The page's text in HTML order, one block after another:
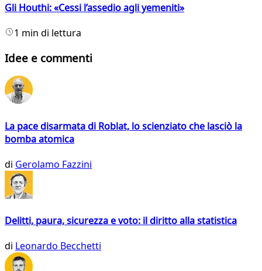
Gli Houthi: «Cessi l’assedio agli yemeniti»
1 min di lettura
Idee e commenti
La pace disarmata di Roblat, lo scienziato che lasciò la
bomba atomica
di Gerolamo Fazzini
Delitti, paura, sicurezza e voto: il diritto alla statistica
di Leonardo Becchetti